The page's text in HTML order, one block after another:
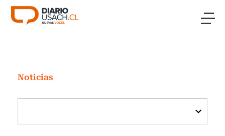
Click acá para ir directamente al contenido
Investigación
Cultura
Programas Radio y TV Usach
Noticias